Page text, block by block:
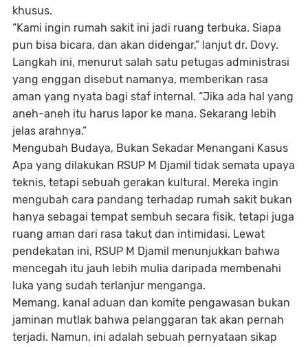
khusus.
“Kami ingin rumah sakit ini jadi ruang terbuka. Siapa
pun bisa bicara, dan akan didengar,” lanjut dr. Dovy.
Langkah ini, menurut salah satu petugas administrasi
yang enggan disebut namanya, memberikan rasa
aman yang nyata bagi staf internal. “Jika ada hal yang
aneh-aneh itu harus lapor ke mana. Sekarang lebih
jelas arahnya.”
Mengubah Budaya, Bukan Sekadar Menangani Kasus
Apa yang dilakukan RSUP M Djamil tidak semata upaya
teknis, tetapi sebuah gerakan kultural. Mereka ingin
mengubah cara pandang terhadap rumah sakit bukan
hanya sebagai tempat sembuh secara fisik, tetapi juga
ruang aman dari rasa takut dan intimidasi. Lewat
pendekatan ini, RSUP M Djamil menunjukkan bahwa
mencegah itu jauh lebih mulia daripada membenahi
luka yang sudah terlanjur menganga.
Memang, kanal aduan dan komite pengawasan bukan
jaminan mutlak bahwa pelanggaran tak akan pernah
terjadi. Namun, ini adalah sebuah pernyataan sikap